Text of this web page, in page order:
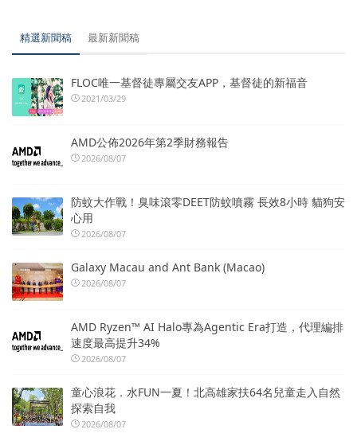
精選新聞稿 最新新聞稿
FLOC唯一基督徒專屬交友APP，基督徒的新福音
2021/03/29
AMD公佈2026年第2季財務報告
2026/08/07
防蚊大作戰！臭味滾零DEET防蚊噴霧 長效8小時 貓狗安
心用
2026/08/07
Galaxy Macau and Ant Bank (Macao)
2026/08/07
AMD Ryzen™ AI Halo專為Agentic Era打造，代理編排
速度最高提升34%
2026/08/07
童心浪花．水FUN一夏！北高雄家扶64名兒童走入自然
探索自我
2026/08/07